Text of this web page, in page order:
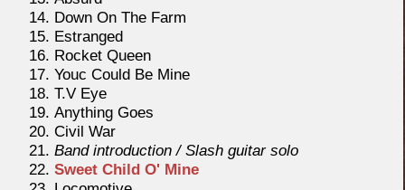
Down On The Farm
Estranged
Rocket Queen
Youc Could Be Mine
T.V Eye
Anything Goes
Civil War
Band introduction / Slash guitar solo
Sweet Child O' Mine